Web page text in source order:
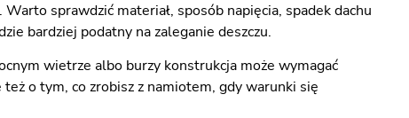
sprawdzić materiał, sposób napięcia, spadek dachu
bardziej podatny na zaleganie deszczu.
wietrze albo burzy konstrukcja może wymagać
o tym, co zrobisz z namiotem, gdy warunki się